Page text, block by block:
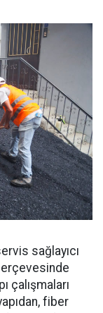
sağlayıcı
çalışmaları
fiber